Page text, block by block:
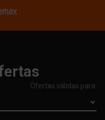
Ofertas válidas para: